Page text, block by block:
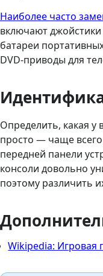
Наиболее часто
включают
батареи
DVD-приводы для
Определить, какая у
просто — чаще
передней панели
консоли довольно
поэтому различить
Wikipedia: Игровая